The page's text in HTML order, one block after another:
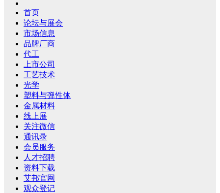
首页
论坛与展会
市场信息
品牌厂商
代工
上市公司
工艺技术
光学
塑料与弹性体
金属材料
线上展
关注微信
通讯录
会员服务
人才招聘
资料下载
艾邦官网
观众登记